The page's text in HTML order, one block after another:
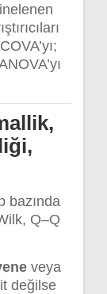
bazında
Q–Q
veya
değilse